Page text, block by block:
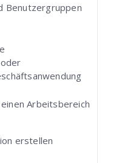
Benutzergruppen
Arbeitsbereich
erstellen